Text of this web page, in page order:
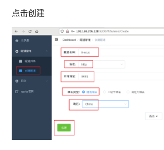
点击创建